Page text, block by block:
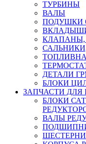
ТУРБИНЫ
ВАЛЫ
ПОДУШКИ
КЛАПАНЫ,
ДЕТАЛИ
БЛОКИ
ЗАПЧАСТИ ДЛЯ
БЛОКИ
ВАЛЫ